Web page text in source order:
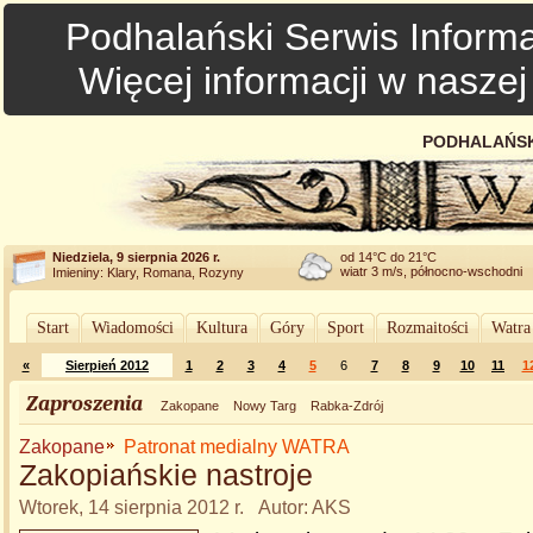
Podhalański Serwis
Więcej informacji w
Niedziela, 9 sierpnia 2026 r.
Imieniny: Klary, Romana, Rozyny
od 14°C do 21°C
wiatr 3 m/s, północno-wschodni
Start Wiadomości Kultura Góry Sport Rozmaitości
« Sierpień 2012 1 2 3 4 5 6 7 8 9 10 11
Zaproszenia Zakopane Nowy Targ Rabka-Zdrój
Zakopane Patronat medialny WATRA
Zakopiańskie nastroje
Wtorek, 14 sierpnia 2012 r. Autor: AKS